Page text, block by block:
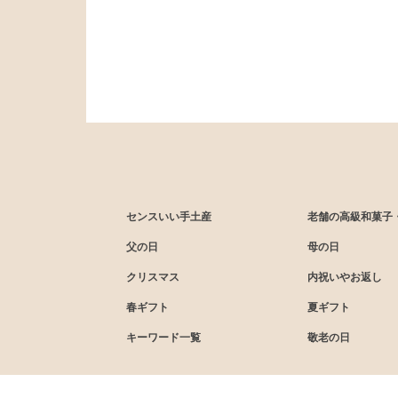
センスいい手土産 老舗の高級和菓子
父の日 母の日
クリスマス 内祝いやお返し
春ギフト 夏ギフト
キーワード一覧 敬老の日